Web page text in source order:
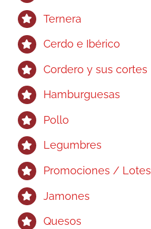
Ternera
Cerdo e Ibérico
Cordero y sus cortes
Hamburguesas
Pollo
Legumbres
Promociones / Lotes
Jamones
Quesos